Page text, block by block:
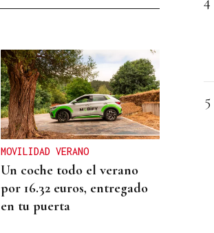
MOVILIDAD VERANO
Un coche todo el verano
por 16.32 euros, entregado
en tu puerta